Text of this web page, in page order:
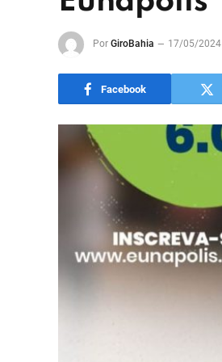
Por GiroBahia 17/05/2024
Facebook